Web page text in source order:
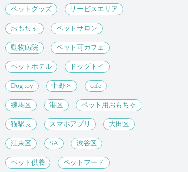
ペットグッズ サービスエリア
おもちゃ ペットサロン
動物病院 ペット可カフェ
ペットホテル ドッグトイ
Dog toy 中野区 cafe
練馬区 港区 ペット用おもちゃ
猫駅長 スマホアプリ 大田区
江東区 SA 渋谷区
ペット供養 ペットフード